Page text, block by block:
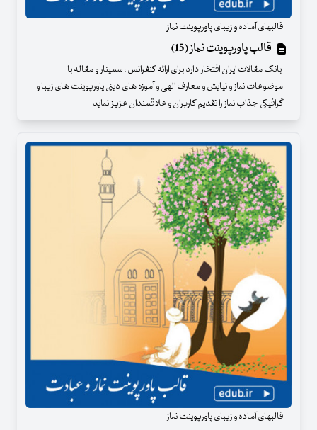
قالبهای آماده و زیبای پاورپوینت نماز
قالب پاورپوینت نماز (15)
بانک مقالات ایران افتخار دارد برای ارائه کنفرانس ، سمینار و مقاله با
موضوعات نماز و نیایش و معارف الهی و آموزه های دینی پاورپوینت های زیبا و
گرافیکی جذاب نماز را تقدیم کاربران و علاقمندان عزیز نماید
قالبهای آماده و زیبای پاورپوینت نماز